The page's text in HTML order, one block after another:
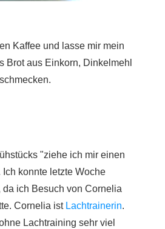
Kaffee und lasse mir mein
Brot aus Einkorn, Dinkelmehl
"ziehe ich mir einen
konnte letzte Woche
da ich Besuch von Cornelia
Cornelia ist Lachtrainerin.
Lachtraining sehr viel